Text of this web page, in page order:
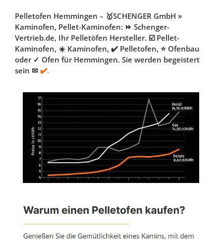
Pelletofen Hemmingen – 🥇SCHENGER GmbH »
Kaminofen, Pellet-Kaminofen: ⏩ Schenger-
Vertrieb.de, Ihr Pelletöfen Hersteller. ☑️ Pellet-
Kaminofen, ☀️ Kaminofen, ✔️ Pelletofen, ⭐ Ofenbau
oder ✓ Ofen für Hemmingen. Sie werden begeistert
sein ✉ ✔️.